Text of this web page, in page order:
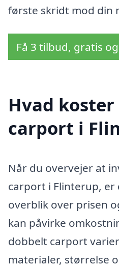
første skridt mod din
Få 3 tilbud, gratis
Hvad
carport i
Når du overvejer at
carport i Flinterup,
overblik over prisen
kan påvirke
dobbelt carport
materialer, størrelse